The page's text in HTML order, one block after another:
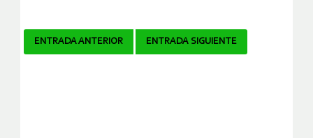
Navegador
ENTRADA ANTERIOR ENTRADA SIGUIENTE